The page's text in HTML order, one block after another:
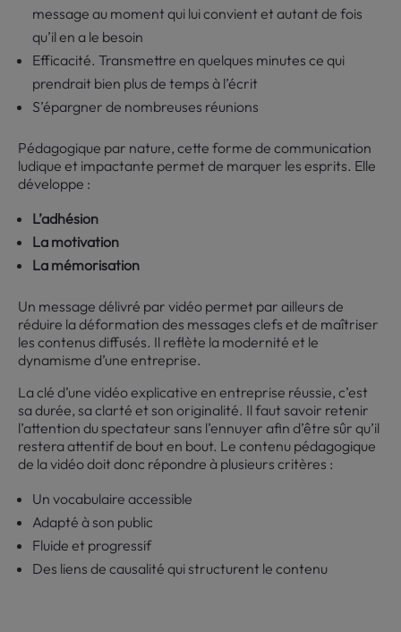
message au moment qui lui convient et autant de fois
qu’il en a le besoin
Efficacité. Transmettre en quelques minutes ce qui
prendrait bien plus de temps à l’écrit
S’épargner de nombreuses réunions
Pédagogique par nature, cette forme de communication
ludique et impactante permet de marquer les esprits. Elle
développe :
L’adhésion
La motivation
La mémorisation
Un message délivré par vidéo permet par ailleurs de
réduire la déformation des messages clefs et de maîtriser
les contenus diffusés. Il reflète la modernité et le
dynamisme d’une entreprise.
La clé d’une vidéo explicative en entreprise réussie, c’est
sa durée, sa clarté et son originalité. Il faut savoir retenir
l’attention du spectateur sans l’ennuyer afin d’être sûr qu’il
restera attentif de bout en bout. Le contenu pédagogique
de la vidéo doit donc répondre à plusieurs critères :
Un vocabulaire accessible
Adapté à son public
Fluide et progressif
Des liens de causalité qui structurent le contenu